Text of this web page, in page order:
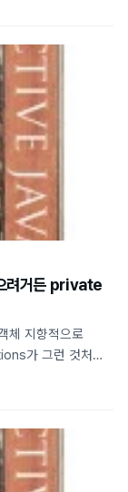
=
new
} } 위와 같은
려거든 private
체 지향적으로
가 그런 것처럼
드를 넣어둘 수도
. 하지만 생성자를
만들어준다.
int value = 0;